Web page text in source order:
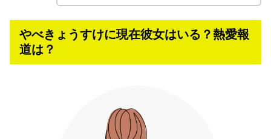
やべきょうすけに現在彼女はいる？熱愛報
道は？